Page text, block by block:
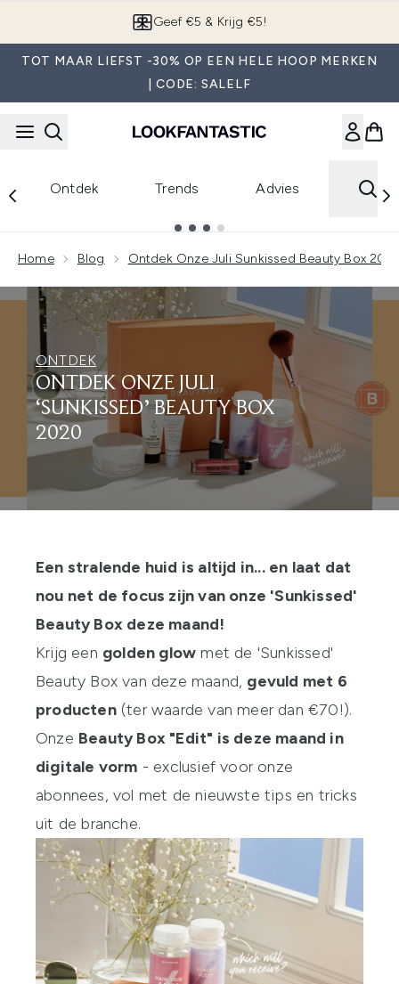
Geef €5 & Krijg €5!
TOT MAAR LIEFST -30% OP EEN HELE HOOP MERKEN
| CODE: SALELF
Ontdek Trends Advies
Home Blog Ontdek Onze Juli Sunkissed Beauty Box
ONTDEK
ONTDEK ONZE JULI
‘SUNKISSED’ BEAUTY BOX
2020
Een stralende huid is altijd in... en laat dat
nou net de focus zijn van onze 'Sunkissed'
Beauty Box deze maand!
Krijg een golden glow met de 'Sunkissed'
Beauty Box van deze maand, gevuld met 6
producten(ter waarde van meer dan €70!).
Onze Beauty Box "Edit" is deze maand in
digitale vorm - exclusief voor onze
abonnees, vol met de nieuwste tips en tricks
uit de branche.